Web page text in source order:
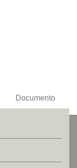
Documento